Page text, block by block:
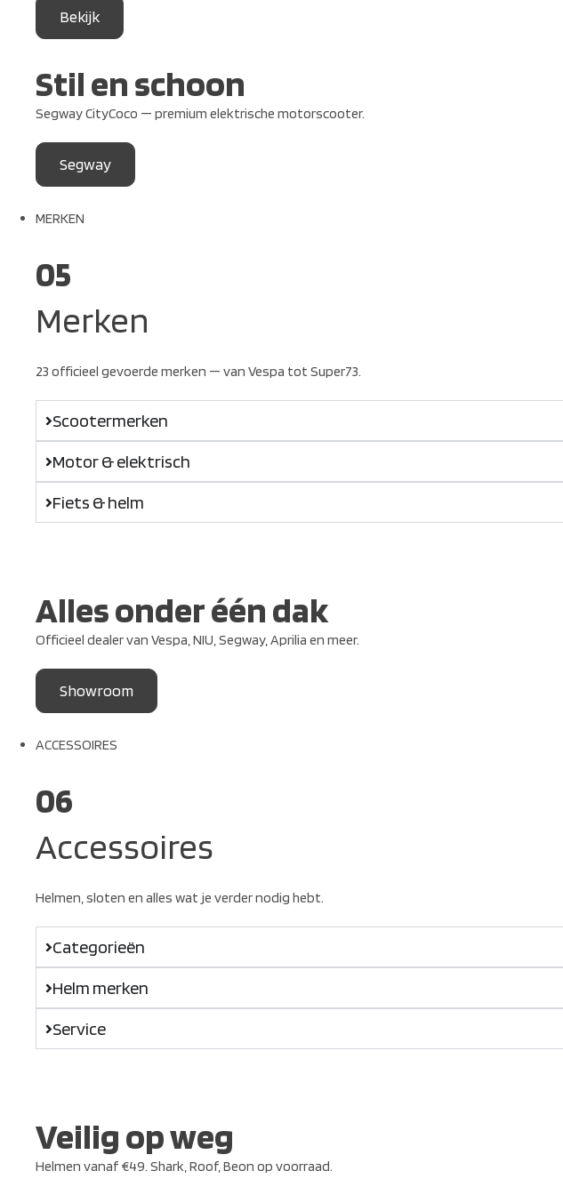
Bekijk
Stil en schoon
Segway CityCoco — premium elektrische motorscooter.
Segway
MERKEN
05
Merken
23 officieel gevoerde merken — van Vespa tot Super73.
Scootermerken
Motor & elektrisch
Fiets & helm
Alles onder één dak
Officieel dealer van Vespa, NIU, Segway, Aprilia en meer.
Showroom
ACCESSOIRES
06
Accessoires
Helmen, sloten en alles wat je verder nodig hebt.
Categorieën
Helm merken
Service
Veilig op weg
Helmen vanaf €49. Shark, Roof, Beon op voorraad.